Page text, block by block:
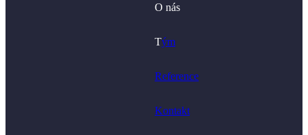
O nás
Tým
Reference
Kontakt